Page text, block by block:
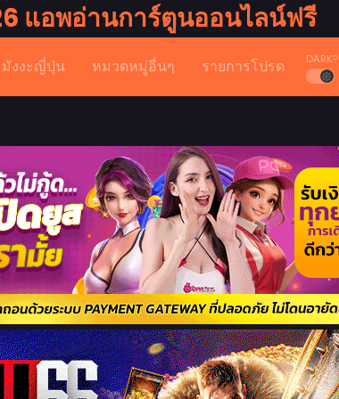
แอพอ่านการ์ตูนออนไลน์ฟรี
มังงะญี่ปุ่น หมวดหมู่อื่นๆ รายการโปรด DARK?